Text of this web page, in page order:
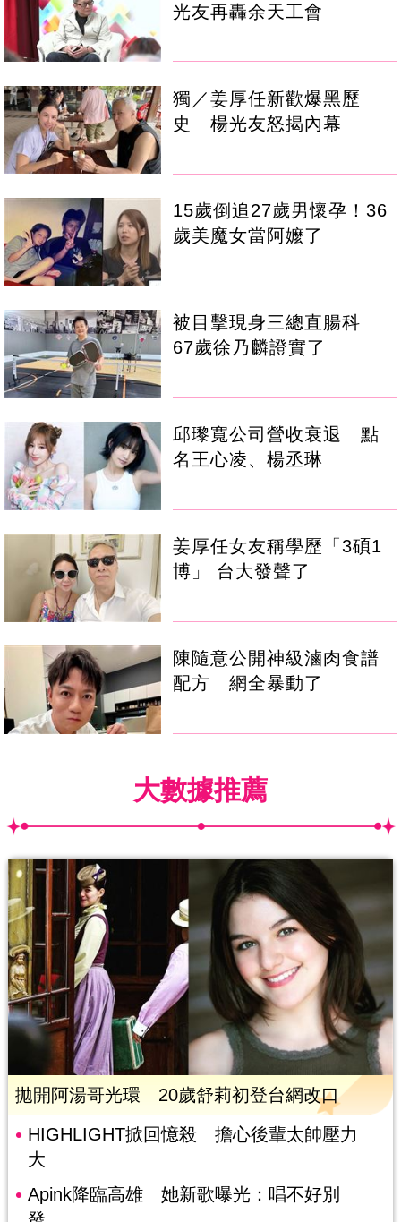
光友再轟余天工會
獨／姜厚任新歡爆黑歷
史 楊光友怒揭內幕
15歲倒追27歲男懷孕！36
歲美魔女當阿嬤了
被目擊現身三總直腸科
67歲徐乃麟證實了
邱瓈寬公司營收衰退 點
名王心凌、楊丞琳
姜厚任女友稱學歷「3碩1
博」 台大發聲了
陳隨意公開神級滷肉食譜
配方 網全暴動了
大數據推薦
拋開阿湯哥光環 20歲舒莉初登台網改口
HIGHLIGHT掀回憶殺 擔心後輩太帥壓力
大
Apink降臨高雄 她新歌曝光：唱不好別